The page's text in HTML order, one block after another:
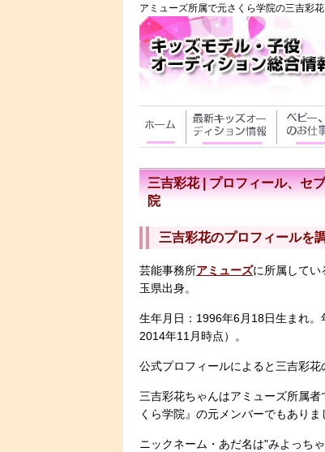
アミューズ所属で元さくら学院の三吉彩
三吉彩花 | プロフィール、セ
院
三吉彩花のプロフィールを
芸能事務所アミューズに所属してい
玉県出身。
生年月日：1996年6月18日生まれ
2014年11月時点）。
公式プロフィールによると三吉彩花
三吉彩花ちゃんはアミューズ所属
くら学院』の元メンバーでもありま
ニックネーム・あだ名は"みよっちゃ